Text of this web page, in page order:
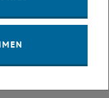
eine externe URL in
Die Highlights
ist jede_r
(Nachtrag: Der